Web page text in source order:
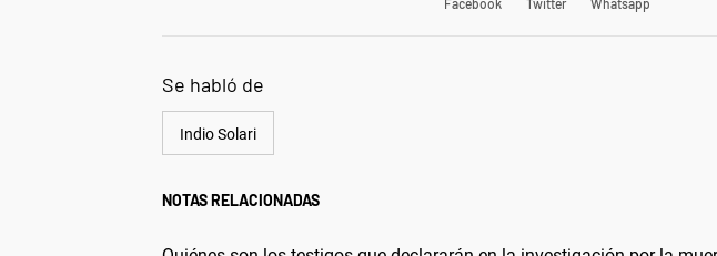
Facebook Twitter Whatsapp
Se habló de
Indio Solari
NOTAS RELACIONADAS